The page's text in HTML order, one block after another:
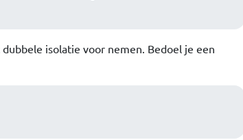
isolatie voor nemen. Bedoel je een